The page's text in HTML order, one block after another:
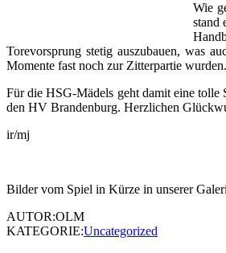
Wie
stand
Torevorsprung stetig auszubauen, was
Momente fast noch zur Zitterpartie
Für die HSG-Mädels geht damit eine tolle
den HV Brandenburg. Herzlichen
ir/mj
Bilder vom Spiel in Kürze in unserer
AUTOR:OLM
KATEGORIE:Uncategorized